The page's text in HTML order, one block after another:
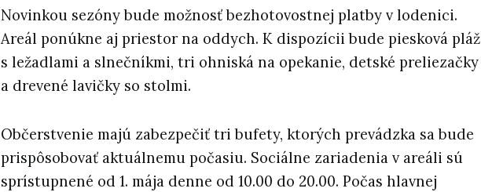
Novinkou sezóny bude možnosť bezhotovostnej platby v lodenici.
Areál ponúkne aj priestor na oddych. K dispozícii bude piesková pláž
s ležadlami a slnečníkmi, tri ohniská na opekanie, detské preliezačky
a drevené lavičky so stolmi.
Občerstvenie majú zabezpečiť tri bufety, ktorých prevádzka sa bude
prispôsobovať aktuálnemu počasiu. Sociálne zariadenia v areáli sú
sprístupnené od 1. mája denne od 10.00 do 20.00. Počas hlavnej